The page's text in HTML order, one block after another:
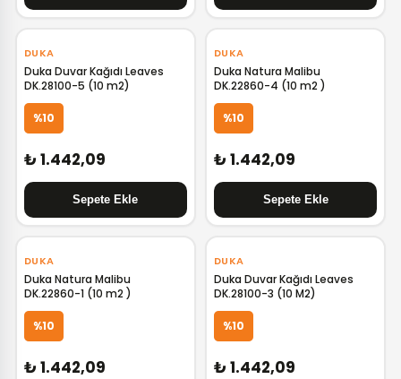
DUKA
Duka Duvar Kağıdı Leaves
DK.28100-5 (10 m2)
%10
₺ 1.442,09
DUKA
Duka Natura Malibu
DK.22860-4 (10 m2 )
%10
₺ 1.442,09
DUKA
Duka Natura Malibu
DK.22860-1 (10 m2 )
%10
₺ 1.442,09
DUKA
Duka Duvar Kağıdı Leaves
DK.28100-3 (10 M2)
%10
₺ 1.442,09